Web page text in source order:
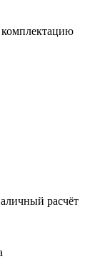
комплектацию
расчёт